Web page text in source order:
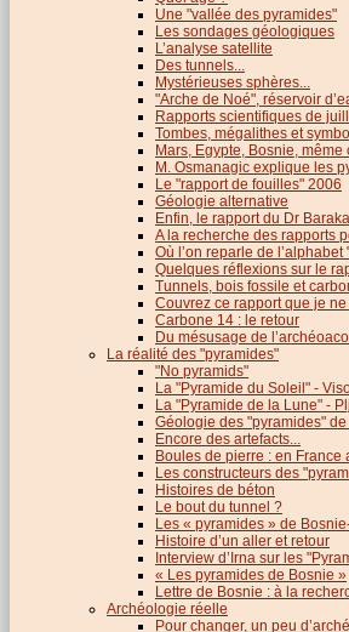
Une "vallée des pyramides"
Les sondages géologiques
L’analyse satellite
Des tunnels...
Mystérieuses sphères...
"Arche de Noé", réservoir
Rapports scientifiques de
Tombes, mégalithes et
Mars, Egypte, Bosnie, même
M. Osmanagic explique les
Le "rapport de fouilles" 2006
Géologie alternative
Enfin, le rapport du Dr
A la recherche des rapports
Où l’on reparle de
Quelques réflexions sur le
Tunnels, bois fossile et
Couvrez ce rapport que je
Carbone 14 : le retour
Du mésusage de
La réalité des "pyramides"
"No pyramids"
La "Pyramide du Soleil" -
La "Pyramide de la Lune" -
Géologie des "pyramides"
Encore des artefacts...
Boules de pierre : en France
Les constructeurs des
Histoires de béton
Le bout du tunnel ?
Les « pyramides » de
Histoire d’un aller et retour
Interview d’Irna sur les
« Les pyramides de Bosnie »
Lettre de Bosnie : à la
Archéologie réelle
Pour changer, un peu